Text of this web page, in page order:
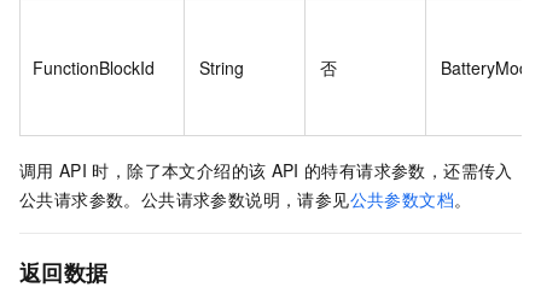
FunctionBlockId String 否
调用 API 时，除了本文介绍的该 API 的特有请求参数，还需传入
公共请求参数。公共请求参数说明，请参见公共参数文档。
返回数据